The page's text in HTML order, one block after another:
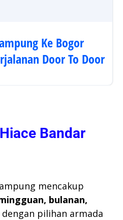
Ke Bogor
Door To Door
Bandar
mencakup
bulanan,
dengan pilihan armada